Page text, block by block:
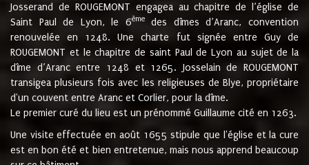
Josserand de ROUGEMONT engagea au chapitre de l’église de
Saint Paul de Lyon, le 6èmedes dîmes d’Aranc, convention
renouvelée en 1248. Une charte fut signée entre Guy de
ROUGEMONT et le chapitre de saint Paul de Lyon au sujet de la
dîme d’Aranc entre 1248 et 1265. Josselain de ROUGEMONT
transigea plusieurs fois avec les religieuses de Blye, propriétaire
d'un couvent entre Aranc et Corlier, pour la dîme.
Le premier curé du lieu est un prénommé Guillaume cité en 1263.
Une visite effectuée en août 1655 stipule que l'église et la cure
est en bon été et bien entretenue, mais nous apprend beaucoup